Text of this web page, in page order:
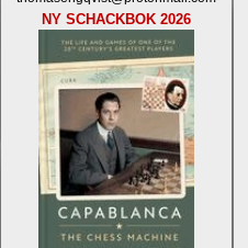
NY SCHACKBOK 2026